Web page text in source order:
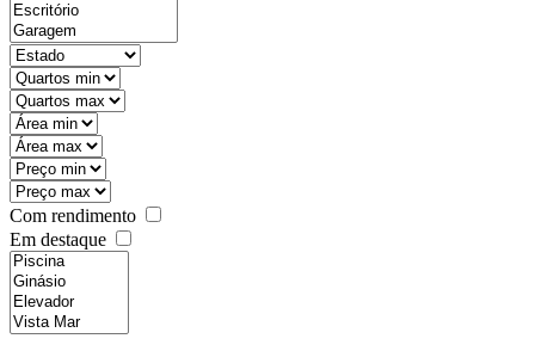
Com rendimento
Em destaque